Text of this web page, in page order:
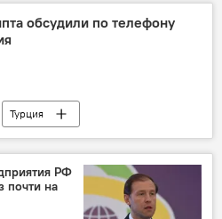
обсудили по телефону
Турция
РФ
почти на